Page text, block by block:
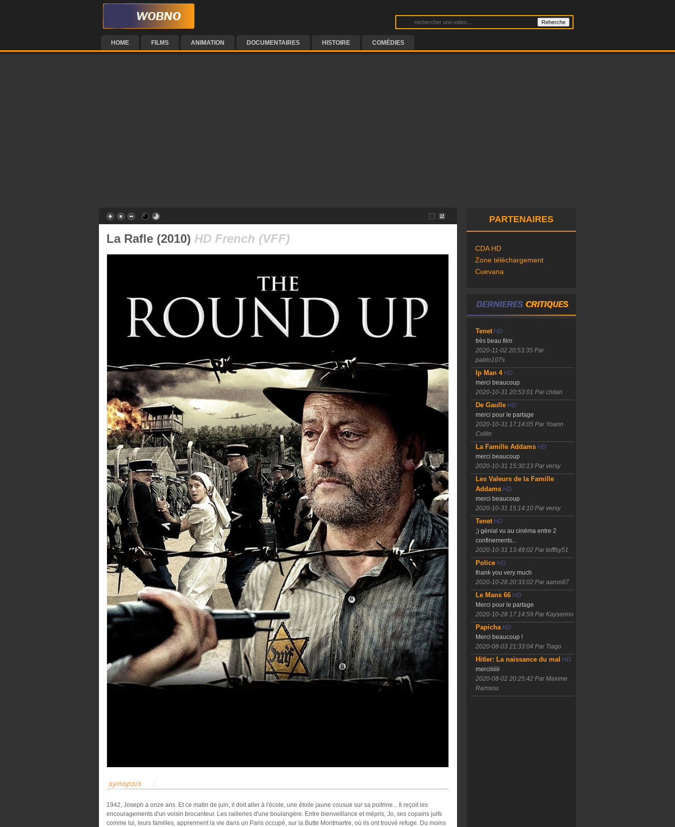
HOME FILMS ANIMATION DOCUMENTAIRES HISTOIRE COMÉDIES
La Rafle (2010) HD French (VFF)
1942, Joseph a onze ans. Et ce matin de juin, il doit aller à l'école, une étoile jaune cousue sur sa poitrine... Il reçoit les
encouragements d'un voisin brocanteur. Les railleries d'une boulangère. Entre bienveillance et mépris, Jo, ses copains juifs
comme lui, leurs familles, apprennent la vie dans un Paris occupé, sur la Butte Montmartre, où ils ont trouvé refuge. Du moins
PARTENAIRES
CDA HD
Zone téléchargement
Cuevana
TenetHD
très beau film
2020-11-02 20:53:35 Par
pablo107s
Ip Man 4HD
merci beaucoup
2020-10-31 20:53:01 Par chitan
De GaulleHD
merci pour le partage
2020-10-31 17:14:05 Par Yoann
Collin
La Famille AddamsHD
merci beaucoup
2020-10-31 15:30:13 Par versy
Les Valeurs de la Famille
AddamsHD
merci beaucoup
2020-10-31 15:14:10 Par versy
TenetHD
;) génial vu au cinéma entre 2
confinements...
2020-10-31 13:49:02 Par tofffsy51
PoliceHD
thank you very much
2020-10-28 20:33:02 Par aaron87
Le Mans 66HD
Merci pour le partage
2020-10-28 17:14:59 Par Kayserino
PapichaHD
Merci beaucoup !
2020-08-03 21:33:04 Par Tiago
Hitler: La naissance du mal HD
merciiiiiii
2020-08-02 20:25:42 Par Maxime
Ramsou